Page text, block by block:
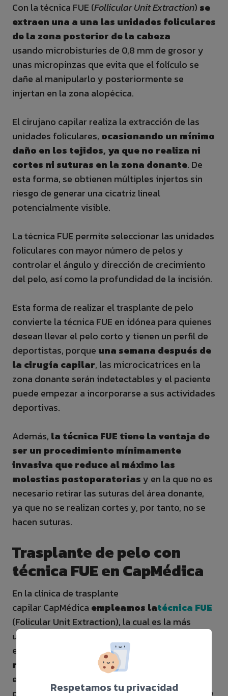
Con la técnica FUE (Follicular Unit Extraction) se
extraen una a una las unidades foliculares
de la zona posterior de la cabeza
usando microbisturíes de 0,8 mm de grosor y
unas micropinzas que evita que el folículo se
dañe al manipularlo y posteriormente se
injertan en la zona alopécica.
El cirujano capilar realiza la extracción de las
unidades foliculares, ocasionando un mínimo
daño en los tejidos, ya que no realiza ni
cortes ni suturas en la zona donante. De
esta forma, se obtienen múltiples injertos sin
riesgo de generar una cicatriz lineal
potencialmente visible.
La técnica FUE permite seleccionar las unidades
foliculares con mayor número de pelos y
controlar el ángulo y dirección de crecimiento
del pelo, así como la profundidad de la incisión.
Esta forma de realizar el trasplante de pelo
convierte la técnica FUE en idónea para quienes
desean llevar el pelo corto y tienen un perfil de
deportistas, porque una semana después de
la cirugía capilar, las microcicatrices en la
zona donante serán indetectables y el paciente
puede empezar a incorporarse a sus actividades
deportivas.
Además, la técnica FUE tiene la ventaja de
ser un procedimiento mínimamente
invasiva que reduce al máximo las
molestias postoperatoriasy en la que no es
necesario retirar las suturas del área donante,
ya que no se realizan cortes y, por tanto, no se
hacen suturas.
Trasplante de pelo con
técnica FUE en CapMédica
En la clínica de trasplante
capilar CapMédica empleamos latécnica FUE
(Folicular Unit Extraction), la cual es la más
utilizada y evolucionada en la actualidad. Con
esta técnica de trasplante capilar se obtienen
resultados naturales y duraderos
el pelo trasplantado tendrá el aspecto de un
pelo normal, con las mismas características que
Respetamos tu privacidad